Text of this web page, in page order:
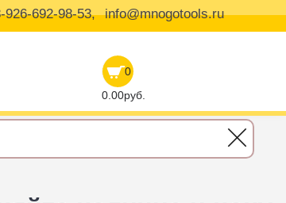
926-692-98-53, info@mnogotools.ru
0
0.00руб.